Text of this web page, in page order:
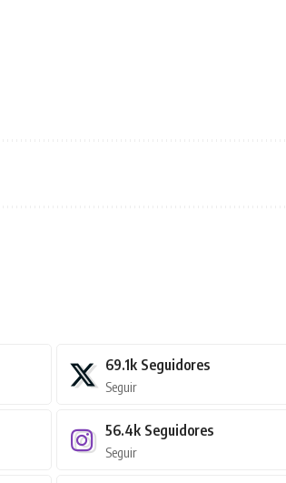
69.1k Seguidores
Seguir
56.4k Seguidores
Seguir